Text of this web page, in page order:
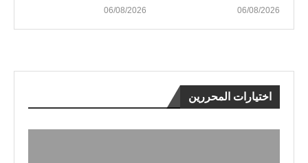
06/08/2026
06/08/2026
اختيارات المحررين